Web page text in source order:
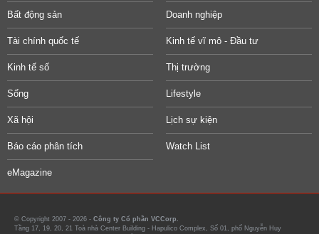
Bất động sản Doanh nghiệp
Tài chính quốc tế Kinh tế vĩ mô - Đầu tư
Kinh tế số Thị trường
Sống Lifestyle
Xã hội Lịch sự kiện
Báo cáo phân tích Watch List
eMagazine
© Copyright 2007 - 2026 - Công ty Cổ phần VCCorp.
Tầng 17, 19, 20, 21 Toà nhà Center Building - Hapulico Complex, Số 01, phố Nguyễn Huy